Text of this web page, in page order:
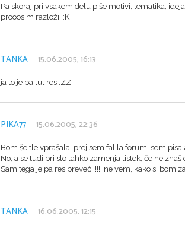
Pa skoraj pri vsakem delu piše motivi, tematika,
prooosim razloži :K
TANKA 15.06.2005, 16:13
ja to je pa tut res :ZZ
PIKA77 15.06.2005, 22:36
Bom še tle vprašala..prej sem falila forum..sem
No, a se tudi pri slo lahko zamenja listek, če ne
Sam tega je pa res preveč!!!!!! ne vem, kako si bom
TANKA 16.06.2005, 12:15